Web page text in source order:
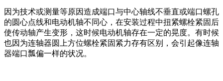
因为技术或测量等原因造成端口与中心轴线不垂直或端口螺孔
的圆心点线和电动机轴不同心，在安装过程中扭紧螺栓紧固后
使传动轴产生变形，这时候电动机轴存在一定的晃度。有时候
也因为连轴器圆上方位螺栓紧固紧力存有区别，会引起像连轴
器端口瓢偏一样的状况。